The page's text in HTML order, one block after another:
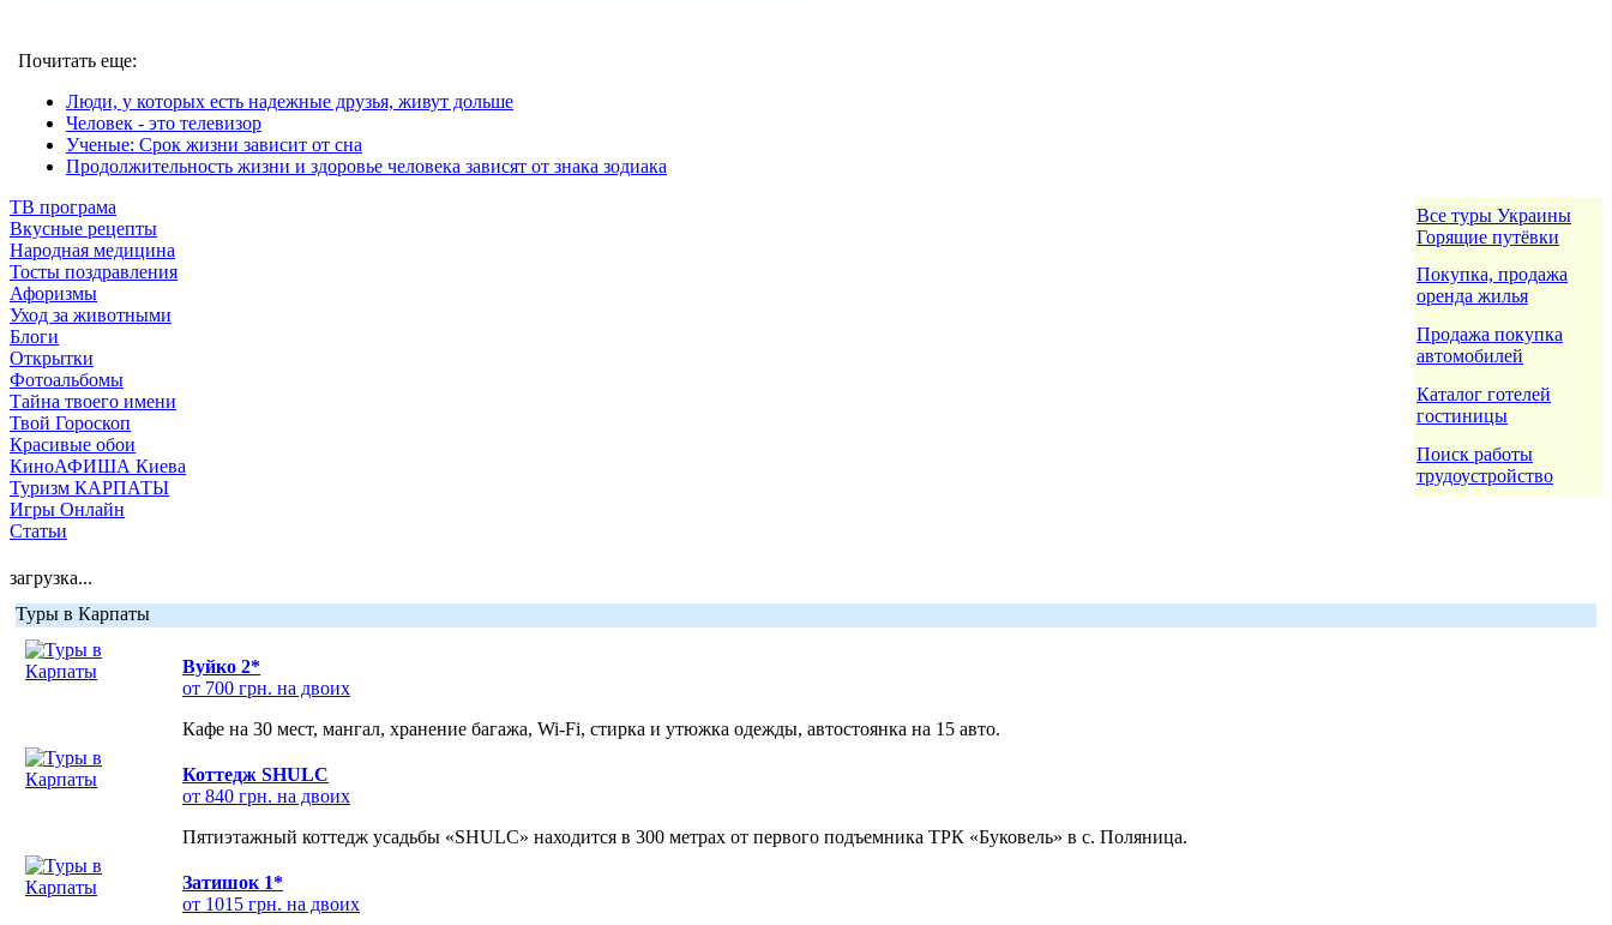
Почитать еще:
Люди, у которых есть надежные друзья, живут дольше
Человек - это телевизор
Ученые: Срок жизни зависит от сна
Продолжительность жизни и здоровье человека зависят от знака зодиака
ТВ програма
Вкусные рецепты
Народная медицина
Тосты поздравления
Афоризмы
Уход за животными
Блоги
Открытки
Фотоальбомы
Тайна твоего имени
Твой Гороскоп
Красивые обои
КиноАФИША Киева
Туризм КАРПАТЫ
Игры Онлайн
Статьи
Все туры Украины
Горящие путёвки
Покупка, продажа
оренда жилья
Продажа покупка
автомобилей
Каталог готелей
гостиницы
Поиск работы
трудоустройство
загрузка...
Туры в Карпаты
Вуйко 2*
от 700 грн. на двоих
Кафе на 30 мест, мангал, хранение багажа, Wi-Fi, стирка и утюжка одежды, автостоянка на 15 авто.
Коттедж SHULC
от 840 грн. на двоих
Пятиэтажный коттедж усадьбы «SHULC» находится в 300 метрах от первого подъемника ТРК «Буковель» в с. Поляница.
Затишок 1*
от 1015 грн. на двоих